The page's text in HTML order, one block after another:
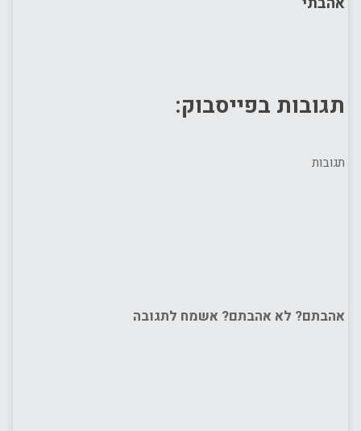
תגובות בפייסבוק:
תגובות
אהבתם? לא אהבתם? אשמח לתגובה